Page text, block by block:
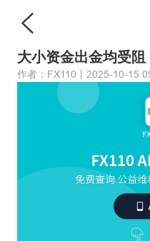
大小资金出金均受
作者：FX110丨2025-10-15